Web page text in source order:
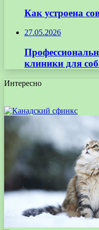
Как устроена
27.05.2026
клиники для
Интересно